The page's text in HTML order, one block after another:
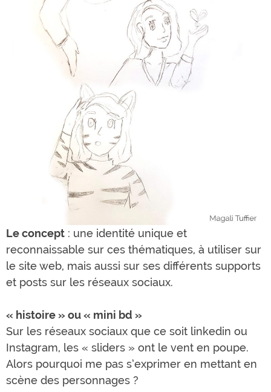
Le concept : une identité unique et
reconnaissable sur ces thématiques, à utiliser sur
le site web, mais aussi sur ses différents supports
et posts sur les réseaux sociaux.
« histoire » ou « mini bd »
Sur les réseaux sociaux que ce soit linkedin ou
Instagram, les « sliders » ont le vent en poupe.
Alors pourquoi me pas s’exprimer en mettant en
scène des personnages ?